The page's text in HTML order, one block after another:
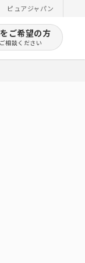
ピュアジャパン
ご希望の方
相談ください